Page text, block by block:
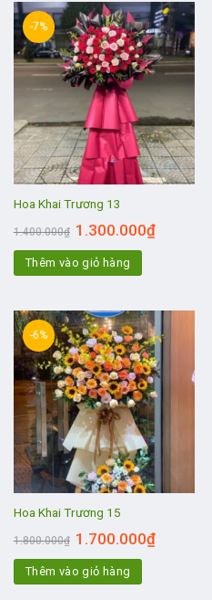
-7%
Hoa Khai Trương 13
1.400.000₫ 1.300.000₫
Thêm vào giỏ hàng
-6%
Hoa Khai Trương 15
1.800.000₫ 1.700.000₫
Thêm vào giỏ hàng